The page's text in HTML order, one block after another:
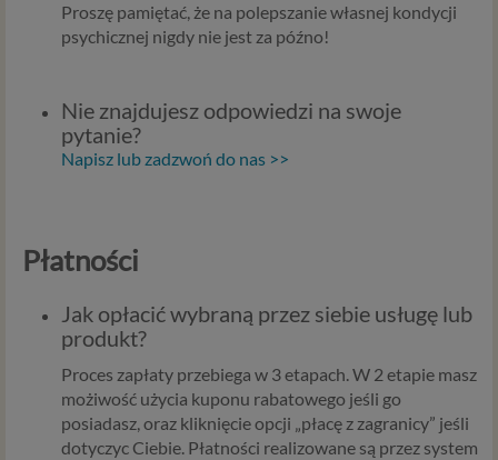
Proszę pamiętać, że na polepszanie własnej kondycji
psychicznej nigdy nie jest za późno!
Nie znajdujesz odpowiedzi na swoje
pytanie?
Napisz lub zadzwoń do nas >>
Płatności
Jak opłacić wybraną przez siebie usługę lub
produkt?
Proces zapłaty przebiega w 3 etapach. W 2 etapie masz
możiwość użycia kuponu rabatowego jeśli go
posiadasz, oraz kliknięcie opcji „płacę z zagranicy” jeśli
dotyczyc Ciebie. Płatności realizowane są przez system